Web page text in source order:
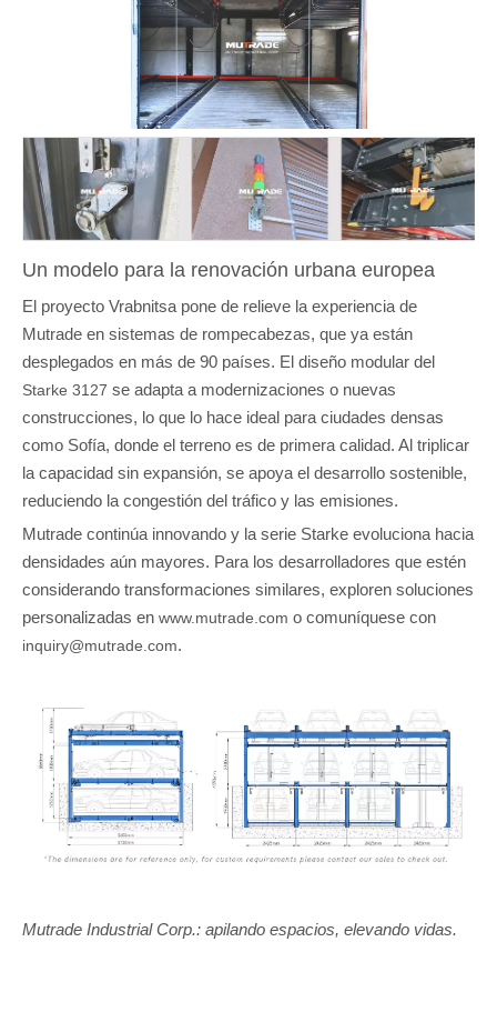
Un modelo para la renovación urbana europea
El proyecto Vrabnitsa pone de relieve la experiencia de
Mutrade en sistemas de rompecabezas, que ya están
desplegados en más de 90 países. El diseño modular del
Starke 3127 se adapta a modernizaciones o nuevas
construcciones, lo que lo hace ideal para ciudades densas
como Sofía, donde el terreno es de primera calidad. Al triplicar
la capacidad sin expansión, se apoya el desarrollo sostenible,
reduciendo la congestión del tráfico y las emisiones.
Mutrade continúa innovando y la serie Starke evoluciona hacia
densidades aún mayores. Para los desarrolladores que estén
considerando transformaciones similares, exploren soluciones
personalizadas en www.mutrade.com o comuníquese con
inquiry@mutrade.com.
Mutrade Industrial Corp.: apilando espacios, elevando vidas.